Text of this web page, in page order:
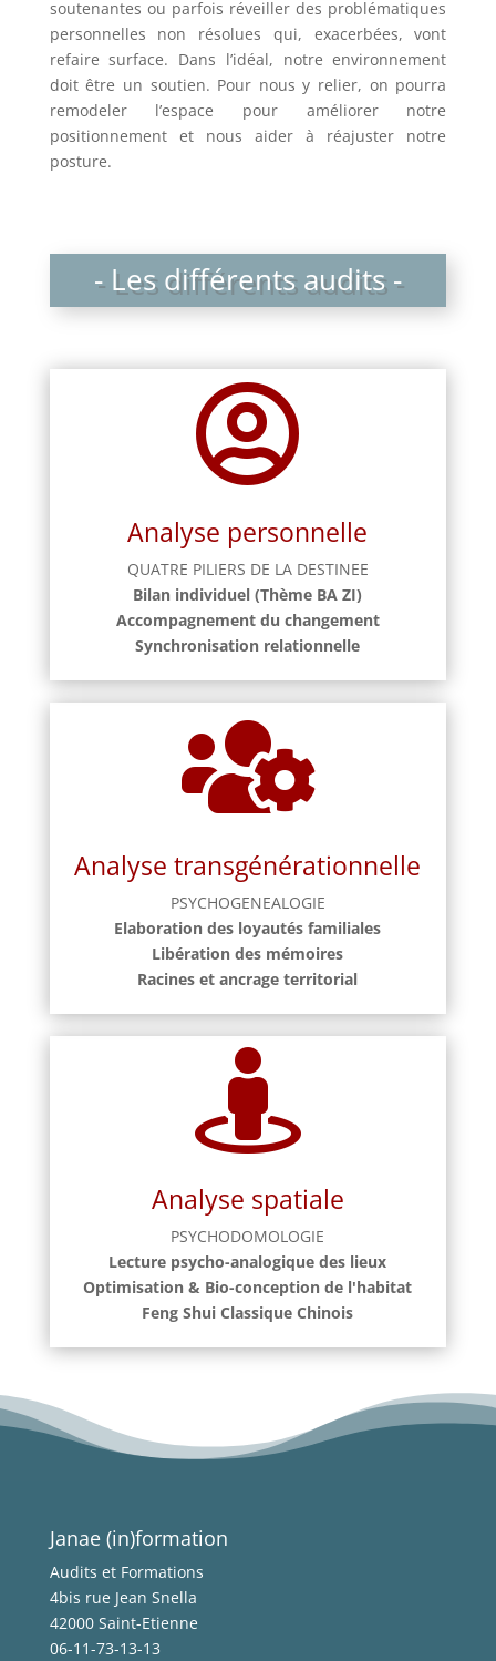
soutenantes ou parfois réveiller des problématiques
personnelles non résolues qui, exacerbées, vont
refaire surface. Dans l’idéal, notre environnement
doit être un soutien. Pour nous y relier, on pourra
remodeler l’espace pour améliorer notre
positionnement et nous aider à réajuster notre
posture.
- Les différents audits -

Analyse personnelle
QUATRE PILIERS DE LA DESTINEE
Bilan individuel (Thème BA ZI)
Accompagnement du changement
Synchronisation relationnelle

Analyse transgénérationnelle
PSYCHOGENEALOGIE
Elaboration des loyautés familiales
Libération des mémoires
Racines et ancrage territorial

Analyse spatiale
PSYCHODOMOLOGIE
Lecture psycho-analogique des lieux
Optimisation & Bio-conception de l'habitat
Feng Shui Classique Chinois
Janae (in)formation
Audits et Formations
4bis rue Jean Snella
42000 Saint-Etienne
06-11-73-13-13